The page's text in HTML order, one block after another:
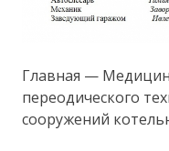
Главная —
переодического
сооружений